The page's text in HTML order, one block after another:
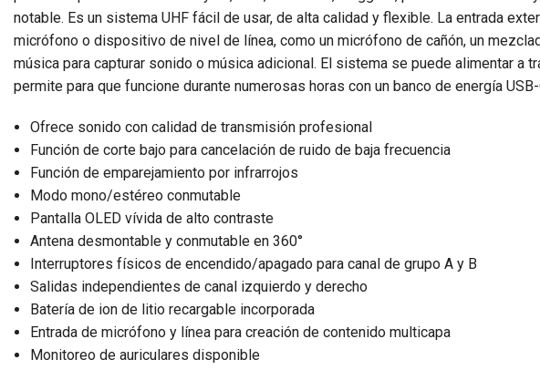
notable. Es un sistema UHF fácil de usar, de alta calidad y flexible. La entrada
micrófono o dispositivo de nivel de línea, como un micrófono de cañón, un
música para capturar sonido o música adicional. El sistema se puede alimentar a
permite para que funcione durante numerosas horas con un banco de energía USB-
Ofrece sonido con calidad de transmisión profesional
Función de corte bajo para cancelación de ruido de baja frecuencia
Función de emparejamiento por infrarrojos
Modo mono/estéreo conmutable
Pantalla OLED vívida de alto contraste
Antena desmontable y conmutable en 360°
Interruptores físicos de encendido/apagado para canal de grupo A y B
Salidas independientes de canal izquierdo y derecho
Batería de ion de litio recargable incorporada
Entrada de micrófono y línea para creación de contenido multicapa
Monitoreo de auriculares disponible